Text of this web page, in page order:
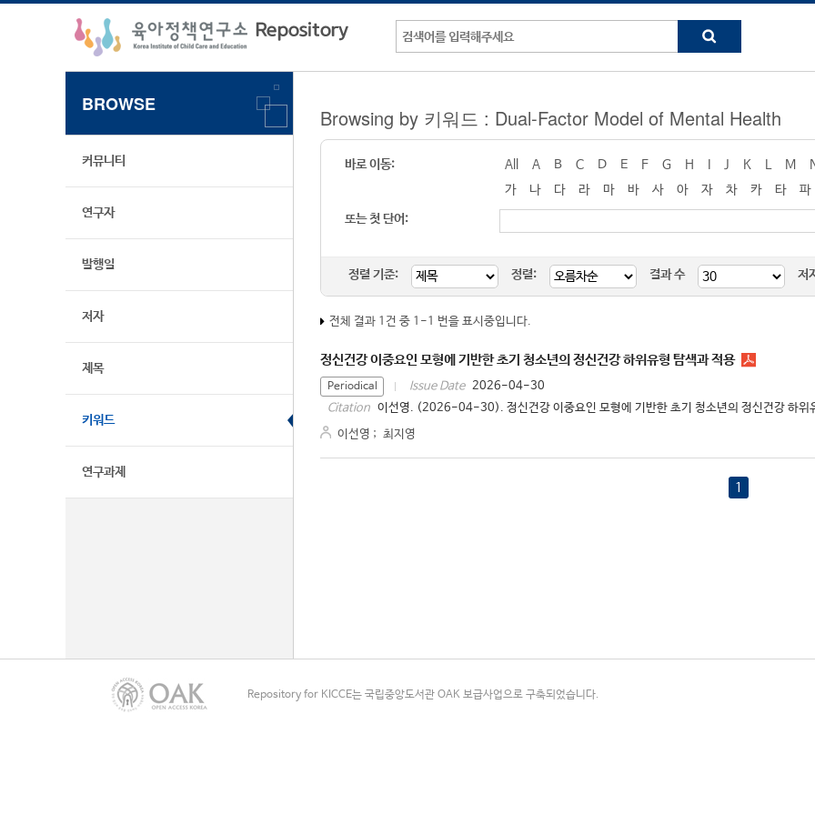
BROWSE
커뮤니티
연구자
발행일
저자
제목
키워드
연구과제
Browsing by 키워드 : Dual-Factor Model of Mental Health
바로 이동: All A B C D E F G H J K M
가
나 다 라 마 바 사 아 자 차 카 타 파
또는 첫 단어:
정렬 기준: 정렬: 결과 수 저
전체 결과 1건 중 1-1 번을 표시중입니다.
정신건강 이중요인 모형에 기반한 초기 청소년의 정신건강 하위유형 탐색과 적용
Periodical Issue Date 2026-04-30
Citation 이선영. (2026-04-30). 정신건강 이중요인 모형에 기반한 초기 청소년의 정신건강 하
이선영 ; 최지영
1
Repository for KICCE는 국립중앙도서관 OAK 보급사업으로 구축되었습니다.